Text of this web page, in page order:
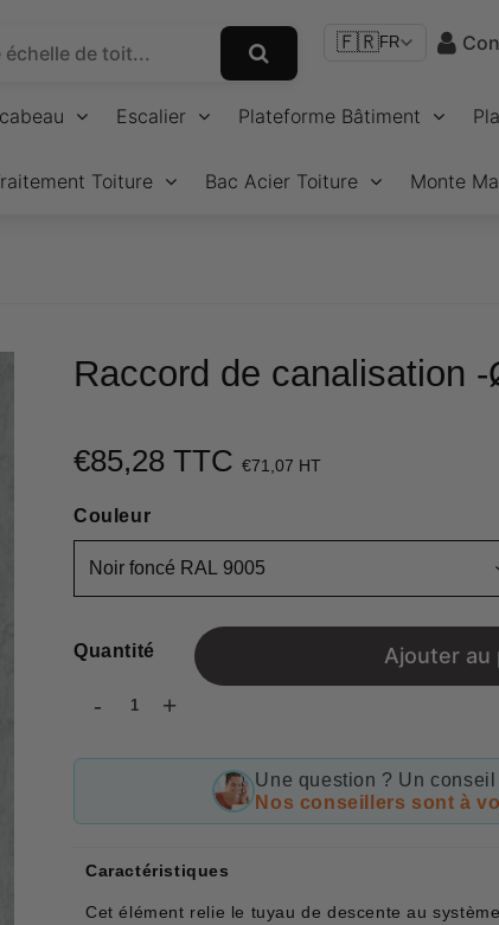
🇫🇷FR
Escalier Plateforme Bâtiment
Toiture Bac Acier Toiture Monte
Raccord de canalisation
€85,28 TTC €71,07 HT
Couleur
Quantité
- +
Ajouter au
Une question ? Un conseil
Nos conseillers sont à
Caractéristiques
Cet élément relie le tuyau de descente au